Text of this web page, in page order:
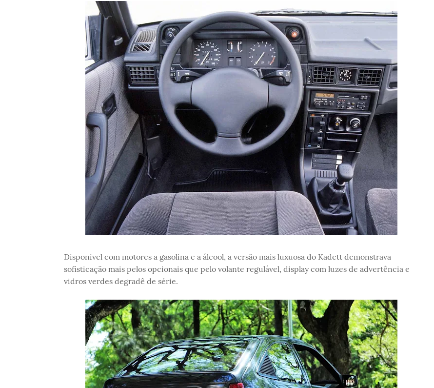
Disponível com motores a gasolina e a álcool, a versão mais luxuosa do Kadett demonstrava
sofisticação mais pelos opcionais que pelo volante regulável, display com luzes de advertência e
vidros verdes degradê de série.